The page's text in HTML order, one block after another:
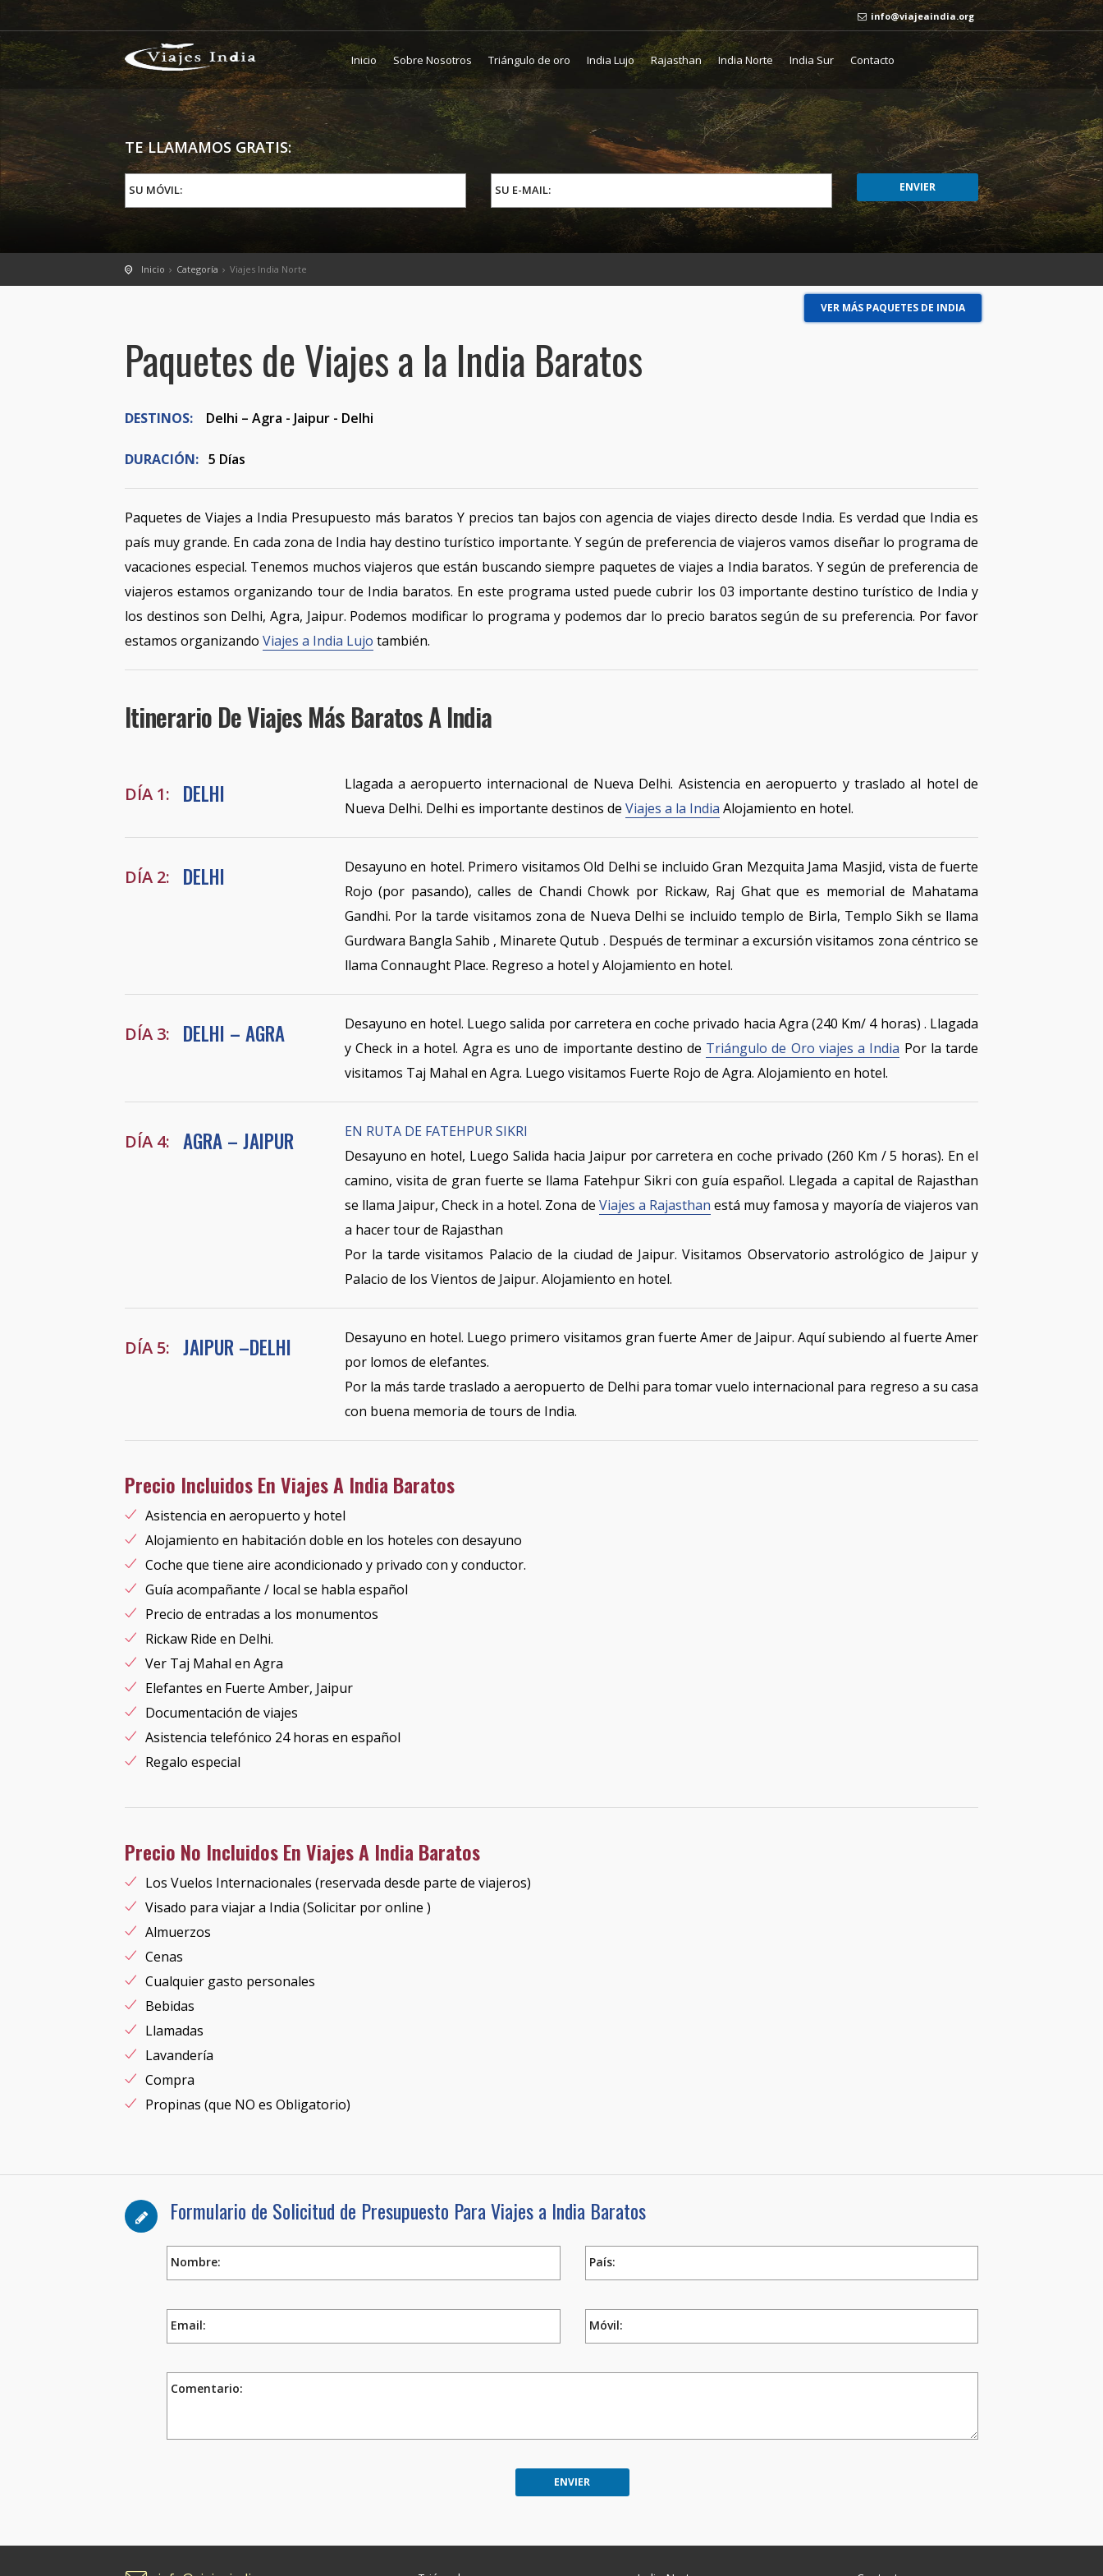
info@viajeaindia.org
Inicio Sobre Nosotros Triángulo de oro India Lujo Rajasthan India Norte India Sur Contacto
TE LLAMAMOS GRATIS:
SU MÓVIL: SU E-MAIL:
Inicio Categoría Viajes India Norte
VER MÁS PAQUETES DE INDIA
Paquetes de Viajes a la India Baratos
DESTINOS: Delhi – Agra - Jaipur - Delhi
DURACIÓN: 5 Días
Paquetes de Viajes a India Presupuesto más baratos Y precios tan bajos con agencia de viajes directo desde India. Es verdad que India es
país muy grande. En cada zona de India hay destino turístico importante. Y según de preferencia de viajeros vamos diseñar lo programa de
vacaciones especial. Tenemos muchos viajeros que están buscando siempre paquetes de viajes a India baratos. Y según de preferencia de
viajeros estamos organizando tour de India baratos. En este programa usted puede cubrir los 03 importante destino turístico de India y
los destinos son Delhi, Agra, Jaipur. Podemos modificar lo programa y podemos dar lo precio baratos según de su preferencia. Por favor
estamos organizando Viajes a India Lujo también.
Itinerario De Viajes Más Baratos A India
DÍA 1: DELHI
Llagada a aeropuerto internacional de Nueva Delhi. Asistencia en aeropuerto y traslado al hotel de
Nueva Delhi. Delhi es importante destinos de Viajes a la India Alojamiento en hotel.
DÍA 2: DELHI
Desayuno en hotel. Primero visitamos Old Delhi se incluido Gran Mezquita Jama Masjid, vista de fuerte
Rojo (por pasando), calles de Chandi Chowk por Rickaw, Raj Ghat que es memorial de Mahatama
Gandhi. Por la tarde visitamos zona de Nueva Delhi se incluido templo de Birla, Templo Sikh se llama
Gurdwara Bangla Sahib , Minarete Qutub . Después de terminar a excursión visitamos zona céntrico se
llama Connaught Place. Regreso a hotel y Alojamiento en hotel.
DÍA 3: DELHI – AGRA
Desayuno en hotel. Luego salida por carretera en coche privado hacia Agra (240 Km/ 4 horas) . Llagada
y Check in a hotel. Agra es uno de importante destino de Triángulo de Oro viajes a India Por la tarde
visitamos Taj Mahal en Agra. Luego visitamos Fuerte Rojo de Agra. Alojamiento en hotel.
DÍA 4: AGRA – JAIPUR
EN RUTA DE FATEHPUR SIKRI
Desayuno en hotel, Luego Salida hacia Jaipur por carretera en coche privado (260 Km / 5 horas). En el
camino, visita de gran fuerte se llama Fatehpur Sikri con guía español. Llegada a capital de Rajasthan
se llama Jaipur, Check in a hotel. Zona de Viajes a Rajasthan está muy famosa y mayoría de viajeros van
a hacer tour de Rajasthan
Por la tarde visitamos Palacio de la ciudad de Jaipur. Visitamos Observatorio astrológico de Jaipur y
Palacio de los Vientos de Jaipur. Alojamiento en hotel.
DÍA 5: JAIPUR –DELHI
Desayuno en hotel. Luego primero visitamos gran fuerte Amer de Jaipur. Aquí subiendo al fuerte Amer
por lomos de elefantes.
Por la más tarde traslado a aeropuerto de Delhi para tomar vuelo internacional para regreso a su casa
con buena memoria de tours de India.
Precio Incluidos En Viajes A India Baratos
Asistencia en aeropuerto y hotel
Alojamiento en habitación doble en los hoteles con desayuno
Coche que tiene aire acondicionado y privado con y conductor.
Guía acompañante / local se habla español
Precio de entradas a los monumentos
Rickaw Ride en Delhi.
Ver Taj Mahal en Agra
Elefantes en Fuerte Amber, Jaipur
Documentación de viajes
Asistencia telefónico 24 horas en español
Regalo especial
Precio No Incluidos En Viajes A India Baratos
Los Vuelos Internacionales (reservada desde parte de viajeros)
Visado para viajar a India (Solicitar por online )
Almuerzos
Cenas
Cualquier gasto personales
Bebidas
Llamadas
Lavandería
Compra
Propinas (que NO es Obligatorio)
Formulario de Solicitud de Presupuesto Para Viajes a India Baratos
Nombre: País:
Email: Móvil:
Comentario: